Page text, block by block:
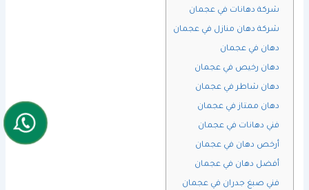
شركة دهانات في عجمان
شركة دهان منازل في عجمان
دهان في عجمان
دهان رخيص في عجمان
دهان شاطر في عجمان
دهان ممتاز في عجمان
فني دهانات في عجمان
أرخص دهان في عجمان
أفضل دهان في عجمان
فني صبغ جدران في عجمان